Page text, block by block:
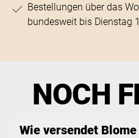
Bestellungen über das
bundesweit bis Dienstag
NOCH
Wie versendet